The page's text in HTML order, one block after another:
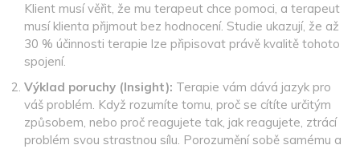
Klient musí věřit, že mu terapeut chce pomoci, a terapeut
musí klienta přijmout bez hodnocení. Studie ukazují, že až
30 % účinnosti terapie lze připisovat právě kvalitě tohoto
spojení.
Výklad poruchy (Insight): Terapie vám dává jazyk pro
váš problém. Když rozumíte tomu, proč se cítíte určitým
způsobem, nebo proč reagujete tak, jak reagujete, ztrácí
problém svou strastnou sílu. Porozumění sobě samému a